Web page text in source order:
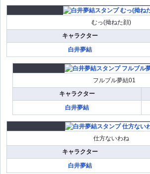
むっ(拗ねた顔)
キャラクター
白井夢結
フルブル夢結01
キャラクター
白井夢結
仕方ないわね
キャラクター
白井夢結